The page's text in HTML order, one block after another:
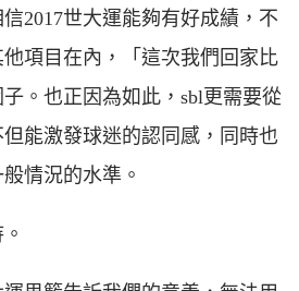
2017世大運能夠有好成績，不
項目在內，「這次我們回家比
。也正因為如此，sbl更需要從
能激發球迷的認同感，同時也
情況的水準。